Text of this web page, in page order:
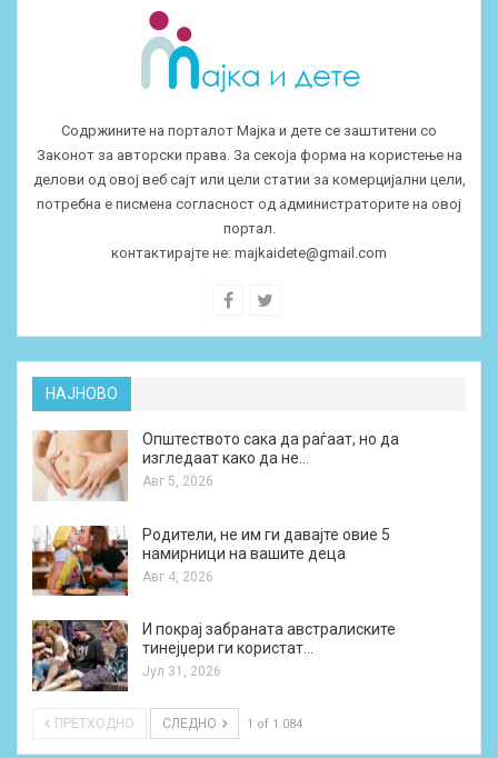
Содржините на порталот Мајка и дете се заштитени со
Законот за авторски права. За секоја форма на користење на
делови од овој веб сајт или цели статии за комерцијални цели,
потребна е писмена согласност од администраторите на овој
портал.
контактирајте не: majkaidete@gmail.com
НАЈНОВО
Општеството сака да раѓаат, но да
изгледаат како да не…
Авг 5, 2026
Родители, не им ги давајте овие 5
намирници на вашите деца
Авг 4, 2026
И покрај забраната австралиските
тинејџери ги користат…
Јул 31, 2026
ПРЕТХОДНО СЛЕДНО 1 of 1.084